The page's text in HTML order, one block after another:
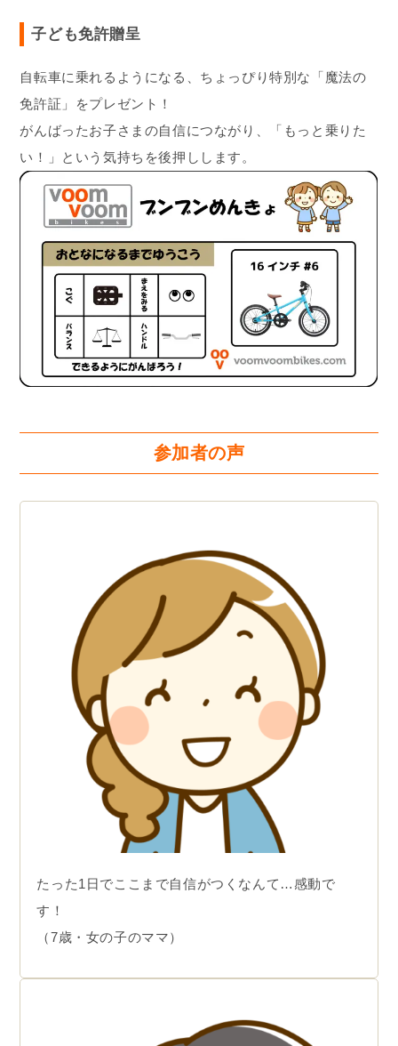
子ども免許贈呈
自転車に乗れるようになる、ちょっぴり特別な「魔法の
免許証」をプレゼント！
がんばったお子さまの自信につながり、「もっと乗りた
い！」という気持ちを後押しします。
参加者の声
たった1日でここまで自信がつくなんて…感動で
す！
（7歳・女の子のママ）